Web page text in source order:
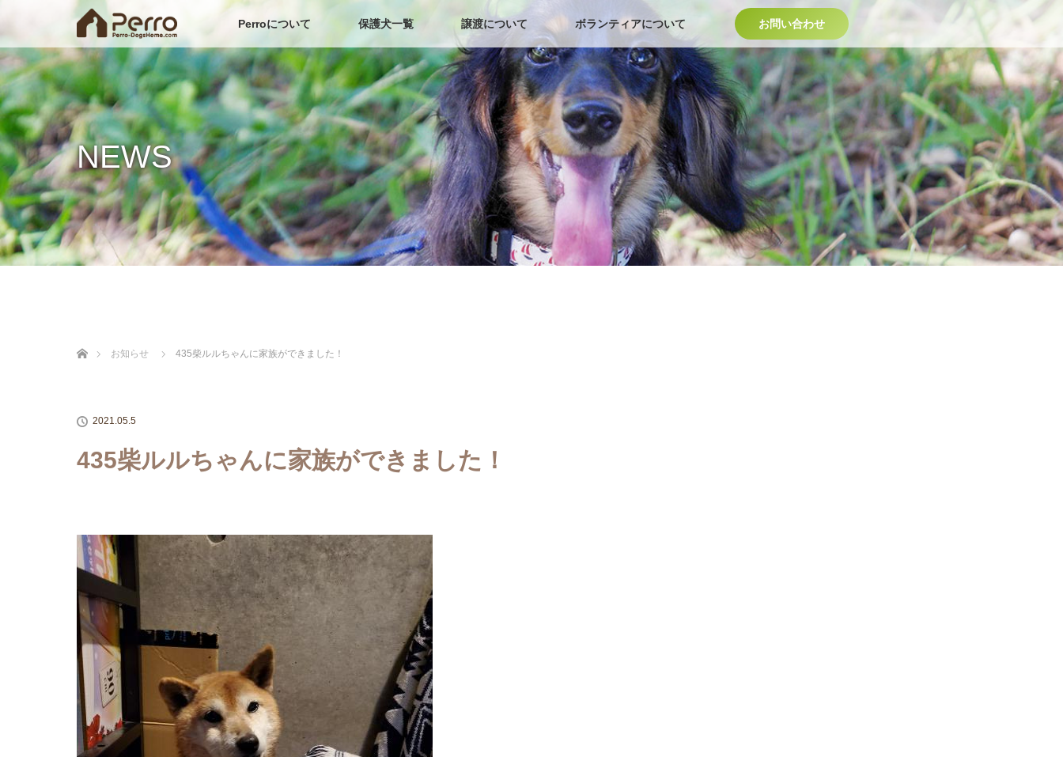
Perroについて 保護犬一覧 譲渡について ボランティアについて お問い合わせ
NEWS
お知らせ
435柴ルルちゃんに家族ができました！
2021.05.5
435柴ルルちゃんに家族ができました！